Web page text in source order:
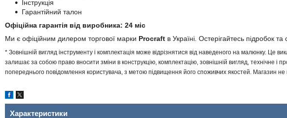
Інструкція
Гарантійний талон
Офіційна гарантія від виробника: 24 міс
Ми є офіційним дилером торгової марки Procraft в Україні. Остерігайтесь підробок та
* Зовнішній вигляд інструменту і комплектація може відрізнятися від наведеного на малюнку. Це
залишає за собою право вносити зміни в конструкцію, комплектацію, зовнішній вигляд, технічне і
попереднього повідомлення користувача, з метою підвищення його споживчих якостей. Магазин не
Характеристики